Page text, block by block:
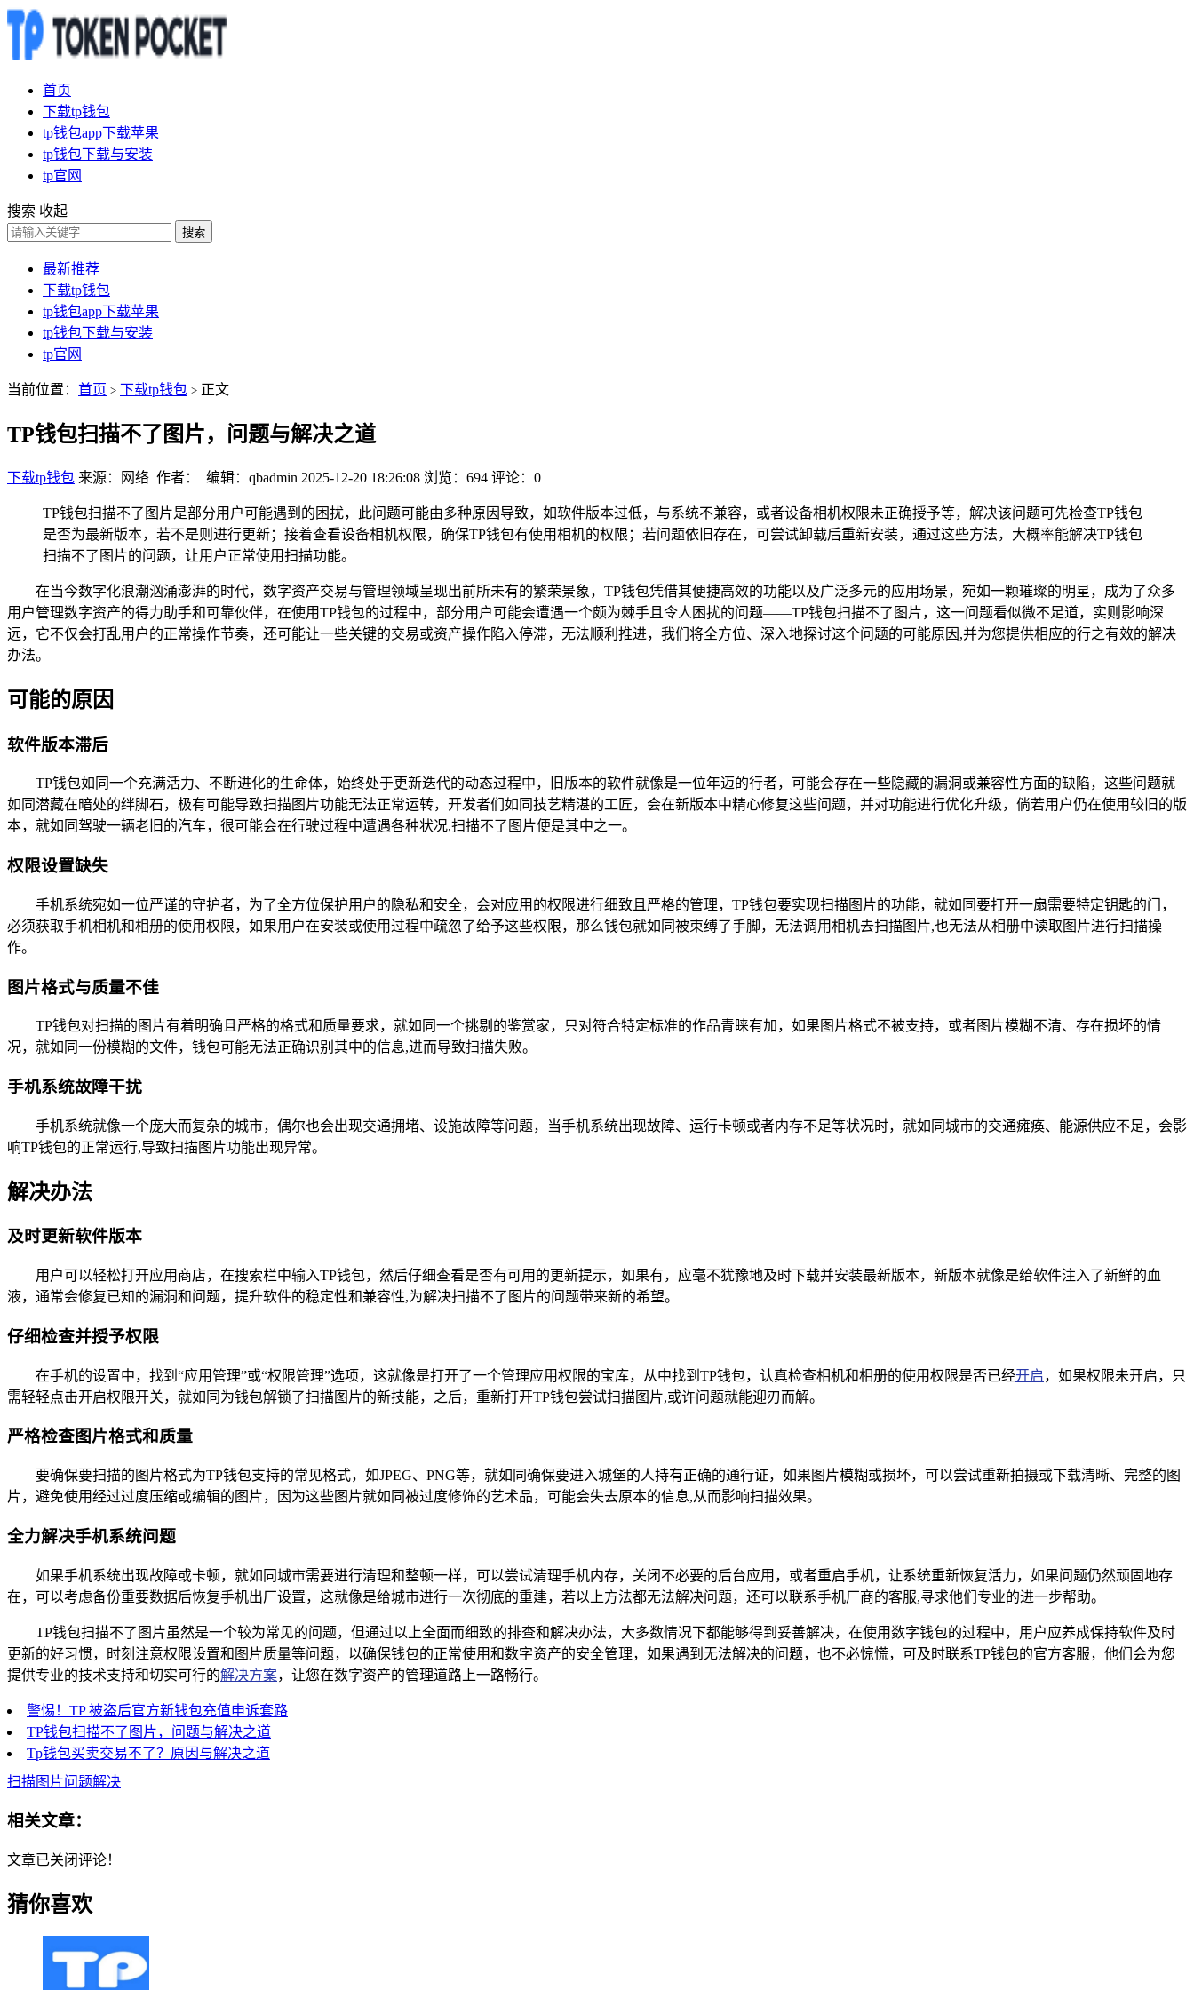
首页
下载tp钱包
tp钱包app下载苹果
tp钱包下载与安装
tp官网
搜索 收起
搜索
最新推荐
下载tp钱包
tp钱包app下载苹果
tp钱包下载与安装
tp官网
当前位置： 首页 > 下载tp钱包 > 正文
TP钱包扫描不了图片，问题与解决之道
下载tp钱包 来源：网络 作者： 编辑：qbadmin 2025-12-20 18:26:08 浏览：694 评论：0
TP钱包扫描不了图片是部分用户可能遇到的困扰，此问题可能由多种原因导致，如软件版本过低，与系统不兼容，或者设备相机权限未正确授予等，解决该问题可先检查TP钱包
是否为最新版本，若不是则进行更新；接着查看设备相机权限，确保TP钱包有使用相机的权限；若问题依旧存在，可尝试卸载后重新安装，通过这些方法，大概率能解决TP钱包
扫描不了图片的问题，让用户正常使用扫描功能。
在当今数字化浪潮汹涌澎湃的时代，数字资产交易与管理领域呈现出前所未有的繁荣景象，TP钱包凭借其便捷高效的功能以及广泛多元的应用场景，宛如一颗璀璨的明星，成为了众多
用户管理数字资产的得力助手和可靠伙伴，在使用TP钱包的过程中，部分用户可能会遭遇一个颇为棘手且令人困扰的问题——TP钱包扫描不了图片，这一问题看似微不足道，实则影响深
远，它不仅会打乱用户的正常操作节奏，还可能让一些关键的交易或资产操作陷入停滞，无法顺利推进，我们将全方位、深入地探讨这个问题的可能原因,并为您提供相应的行之有效的解决
办法。
可能的原因
软件版本滞后
TP钱包如同一个充满活力、不断进化的生命体，始终处于更新迭代的动态过程中，旧版本的软件就像是一位年迈的行者，可能会存在一些隐藏的漏洞或兼容性方面的缺陷，这些问题就
如同潜藏在暗处的绊脚石，极有可能导致扫描图片功能无法正常运转，开发者们如同技艺精湛的工匠，会在新版本中精心修复这些问题，并对功能进行优化升级，倘若用户仍在使用较旧的版
本，就如同驾驶一辆老旧的汽车，很可能会在行驶过程中遭遇各种状况,扫描不了图片便是其中之一。
权限设置缺失
手机系统宛如一位严谨的守护者，为了全方位保护用户的隐私和安全，会对应用的权限进行细致且严格的管理，TP钱包要实现扫描图片的功能，就如同要打开一扇需要特定钥匙的门，
必须获取手机相机和相册的使用权限，如果用户在安装或使用过程中疏忽了给予这些权限，那么钱包就如同被束缚了手脚，无法调用相机去扫描图片,也无法从相册中读取图片进行扫描操
作。
图片格式与质量不佳
TP钱包对扫描的图片有着明确且严格的格式和质量要求，就如同一个挑剔的鉴赏家，只对符合特定标准的作品青睐有加，如果图片格式不被支持，或者图片模糊不清、存在损坏的情
况，就如同一份模糊的文件，钱包可能无法正确识别其中的信息,进而导致扫描失败。
手机系统故障干扰
手机系统就像一个庞大而复杂的城市，偶尔也会出现交通拥堵、设施故障等问题，当手机系统出现故障、运行卡顿或者内存不足等状况时，就如同城市的交通瘫痪、能源供应不足，会影
响TP钱包的正常运行,导致扫描图片功能出现异常。
解决办法
及时更新软件版本
用户可以轻松打开应用商店，在搜索栏中输入TP钱包，然后仔细查看是否有可用的更新提示，如果有，应毫不犹豫地及时下载并安装最新版本，新版本就像是给软件注入了新鲜的血
液，通常会修复已知的漏洞和问题，提升软件的稳定性和兼容性,为解决扫描不了图片的问题带来新的希望。
仔细检查并授予权限
在手机的设置中，找到“应用管理”或“权限管理”选项，这就像是打开了一个管理应用权限的宝库，从中找到TP钱包，认真检查相机和相册的使用权限是否已经开启，如果权限未开启，只
需轻轻点击开启权限开关，就如同为钱包解锁了扫描图片的新技能，之后，重新打开TP钱包尝试扫描图片,或许问题就能迎刃而解。
严格检查图片格式和质量
要确保要扫描的图片格式为TP钱包支持的常见格式，如JPEG、PNG等，就如同确保要进入城堡的人持有正确的通行证，如果图片模糊或损坏，可以尝试重新拍摄或下载清晰、完整的图
片，避免使用经过过度压缩或编辑的图片，因为这些图片就如同被过度修饰的艺术品，可能会失去原本的信息,从而影响扫描效果。
全力解决手机系统问题
如果手机系统出现故障或卡顿，就如同城市需要进行清理和整顿一样，可以尝试清理手机内存，关闭不必要的后台应用，或者重启手机，让系统重新恢复活力，如果问题仍然顽固地存
在，可以考虑备份重要数据后恢复手机出厂设置，这就像是给城市进行一次彻底的重建，若以上方法都无法解决问题，还可以联系手机厂商的客服,寻求他们专业的进一步帮助。
TP钱包扫描不了图片虽然是一个较为常见的问题，但通过以上全面而细致的排查和解决办法，大多数情况下都能够得到妥善解决，在使用数字钱包的过程中，用户应养成保持软件及时
更新的好习惯，时刻注意权限设置和图片质量等问题，以确保钱包的正常使用和数字资产的安全管理，如果遇到无法解决的问题，也不必惊慌，可及时联系TP钱包的官方客服，他们会为您
提供专业的技术支持和切实可行的解决方案，让您在数字资产的管理道路上一路畅行。
警惕！TP 被盗后官方新钱包充值申诉套路
TP钱包扫描不了图片，问题与解决之道
Tp钱包买卖交易不了？原因与解决之道
扫描图片问题解决
相关文章：
文章已关闭评论！
猜你喜欢